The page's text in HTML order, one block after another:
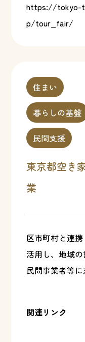
https://tokyo-
p/tour_fair/
住まい
暮らしの基盤
民間支援
東京都空き
業
区市町村と連
活用し、地域
民間事業者等
関連リンク